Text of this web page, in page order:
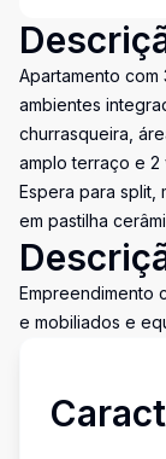
Apartamento com
ambientes
churrasqueira,
amplo terraço e 2
Espera para split,
em pastilha
Empreendimento
e mobiliados e